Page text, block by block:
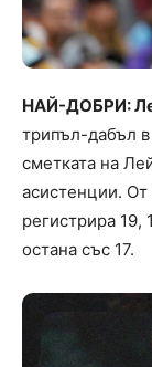
НАЙ-ДОБРИ:
трипъл-дабъл
сметката на
асистенции. От
регистрира 19,
остана със 17.